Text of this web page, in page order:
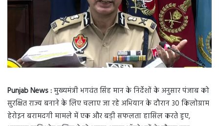
Punjab News :मुख्यमंत्री भगवंत सिंह मान के निर्देशों के अनुसार पंजाब को
सुरक्षित राज्य बनाने के लिए चलाए जा रहे अभियान के दौरान 30 किलोग्राम
हेरोइन बरामदगी मामले में एक और बड़ी सफलता हासिल करते हुए,